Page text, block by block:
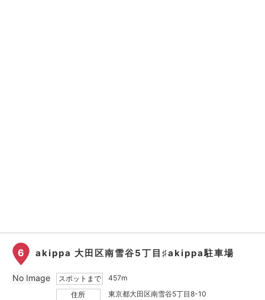
6 akippa 大田区南雪谷5丁目♯akippa駐車場
スポットまで
457m
住所
東京都大田区南雪谷5丁目8-10
No Image